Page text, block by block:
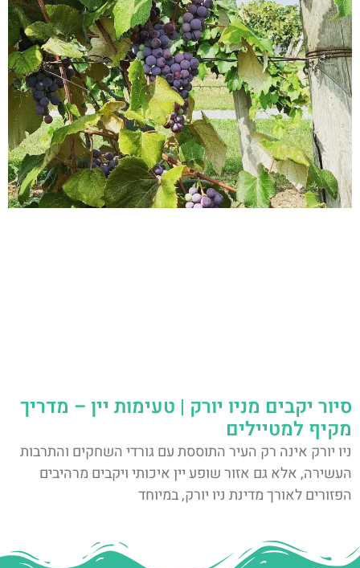
סיור יקבים מניו יורק | טעימות יין – מדריך
מקיף למטיילים
ניו יורק אינה רק העיר התוססת עם גורדי השחקים והתרבות
העשירה, אלא גם אזור שופע יין איכותי ויקבים מרהיבים
הפזורים לאורך מדינת ניו יורק, במיוחד